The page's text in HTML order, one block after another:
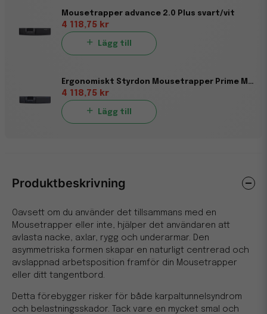
Mousetrapper advance 2.0 Plus svart/vit
4 118,75 kr
Lägg till
Ergonomiskt Styrdon Mousetrapper Prime MT123 Svart
4 118,75 kr
Lägg till
Produktbeskrivning
Oavsett om du använder det tillsammans med en
Mousetrapper eller inte, hjälper det användaren att
avlasta nacke, axlar, rygg och underarmar. Den
asymmetriska formen skapar en naturligt centrerad och
avslappnad arbetsposition framför din Mousetrapper
eller ditt tangentbord.
Detta förebygger risker för både karpaltunnelsyndrom
och belastningsskador. Tack vare en mycket smal och